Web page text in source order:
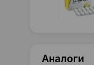
Аналоги